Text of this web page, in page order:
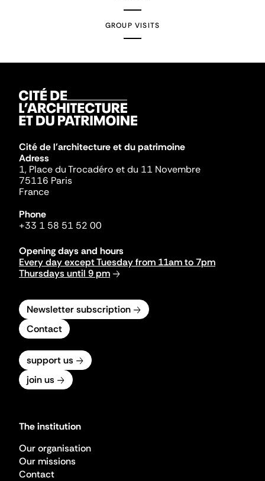
GROUP VISITS
Cité de l'architecture et du patrimoine
Adress
1, Place du Trocadéro et du 11 Novembre
75116 Paris
France
Phone
+33 1 58 51 52 00
Opening days and hours
Every day except Tuesday from 11am to 7pm
Thursdays until 9 pm
Newsletter subscription
Contact
support us
join us
The institution
Our organisation
Our missions
Contact